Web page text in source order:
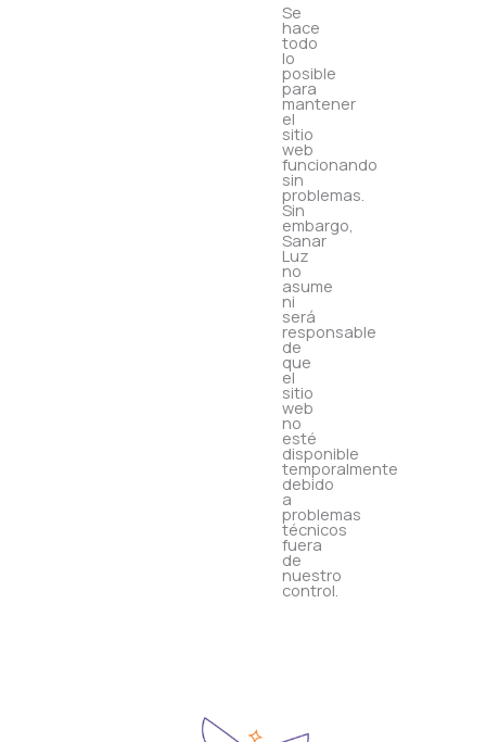
Se
hace
todo
lo
posible
para
mantener
el
sitio
web
funcionando
sin
problemas.
Sin
embargo,
Sanar
Luz
no
asume
ni
será
responsable
de
que
el
sitio
web
no
esté
disponible
temporalmente
debido
a
problemas
técnicos
fuera
de
nuestro
control.